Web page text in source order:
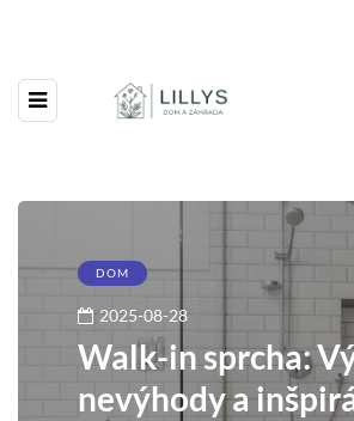
DOM
2025-08-28
Walk-in sprcha:
nevýhody a